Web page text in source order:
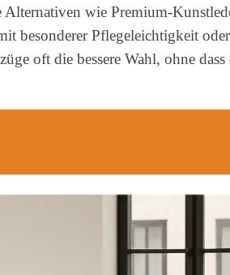
wie Premium-
besonderer Pflegeleichtigkeit
oft die bessere Wahl, ohne